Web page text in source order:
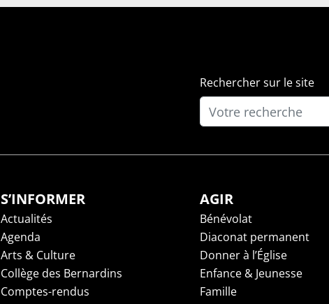
Rechercher sur le site
S’INFORMER
Actualités
Agenda
Arts & Culture
Collège des Bernardins
Comptes-rendus
AGIR
Bénévolat
Diaconat permanent
Donner à l’Église
Enfance & Jeunesse
Famille